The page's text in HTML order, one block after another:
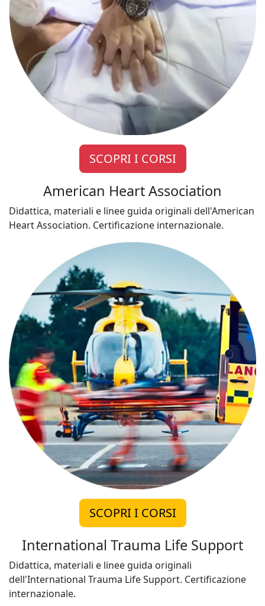
SCOPRI I CORSI
American Heart Association
Didattica, materiali e linee guida originali dell'American
Heart Association. Certificazione internazionale.
SCOPRI I CORSI
International Trauma Life Support
Didattica, materiali e linee guida originali
dell'International Trauma Life Support. Certificazione
internazionale.